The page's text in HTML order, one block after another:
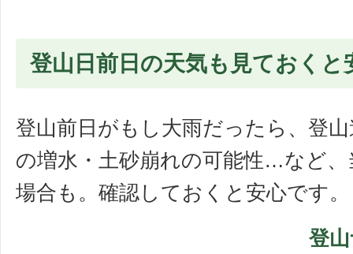
登山日前日の天気も見ておくと
登山前日がもし大雨だったら、登
の増水・土砂崩れの可能性…など
場合も。確認しておくと安心です。
登